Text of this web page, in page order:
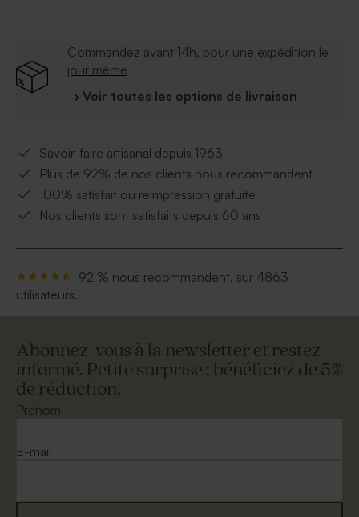
Commandez avant 14h, pour une expédition le
jour même
› Voir toutes les options de livraison
Savoir-faire artisanal depuis 1963
Plus de 92% de nos clients nous recommandent
100% satisfait ou réimpression gratuite
Nos clients sont satisfaits depuis 60 ans
92 % nous recommandent, sur 4863
utilisateurs.
Abonnez-vous à la newsletter et restez
informé. Petite surprise : bénéficiez de 5%
de réduction.
Prénom
E-mail